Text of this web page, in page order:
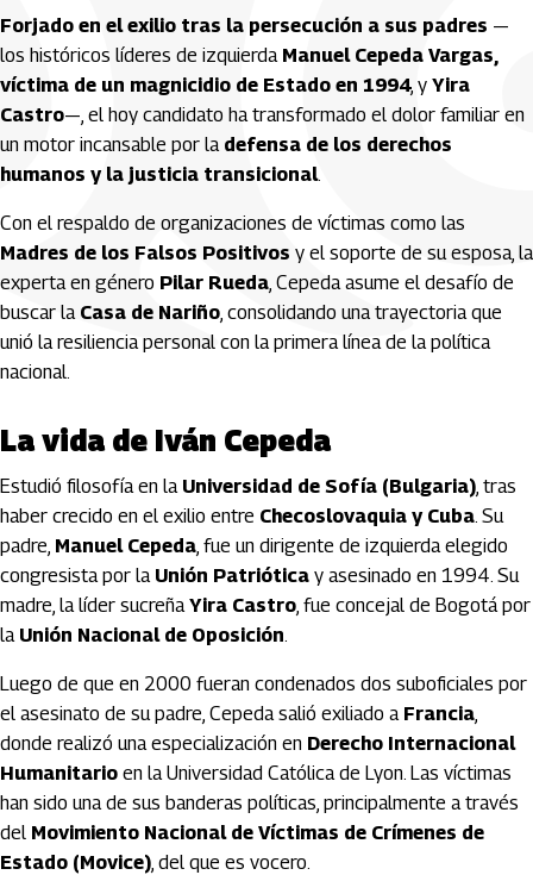
Forjado en el exilio tras la persecución a sus padres —
los históricos líderes de izquierda Manuel Cepeda Vargas,
víctima de un magnicidio de Estado en 1994, y Yira
Castro—, el hoy candidato ha transformado el dolor familiar en
un motor incansable por la defensa de los derechos
humanos y la justicia transicional.
Con el respaldo de organizaciones de víctimas como las
Madres de los Falsos Positivos y el soporte de su esposa, la
experta en género Pilar Rueda, Cepeda asume el desafío de
buscar la Casa de Nariño, consolidando una trayectoria que
unió la resiliencia personal con la primera línea de la política
nacional.
La vida de Iván Cepeda
Estudió filosofía en la Universidad de Sofía (Bulgaria), tras
haber crecido en el exilio entre Checoslovaquia y Cuba. Su
padre, Manuel Cepeda, fue un dirigente de izquierda elegido
congresista por la Unión Patriótica y asesinado en 1994. Su
madre, la líder sucreñaYira Castro, fue concejal de Bogotá por
la Unión Nacional de Oposición.
Luego de que en 2000 fueran condenados dos suboficiales por
el asesinato de su padre, Cepeda salió exiliado a Francia,
donde realizó una especialización en Derecho Internacional
Humanitario en la Universidad Católica de Lyon. Las víctimas
han sido una de sus banderas políticas, principalmente a través
del Movimiento Nacional de Víctimas de Crímenes de
Estado (Movice), del que es vocero.